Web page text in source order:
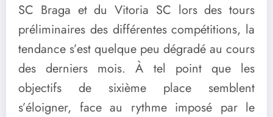
SC Braga et du Vitoria SC lors des tours
préliminaires des différentes compétitions, la
tendance s’est quelque peu dégradé au cours
des derniers mois. À tel point que les
objectifs de sixième place semblent
s’éloigner, face au rythme imposé par le